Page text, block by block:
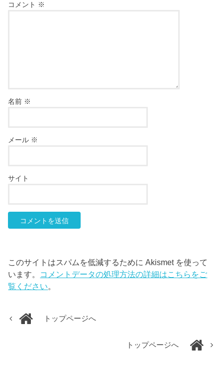
コメント ※
名前 ※
メール ※
サイト
このサイトはスパムを低減するために Akismet を使って
います。 コメントデータの処理方法の詳細はこちらをご
覧ください。
トップページへ
トップページへ